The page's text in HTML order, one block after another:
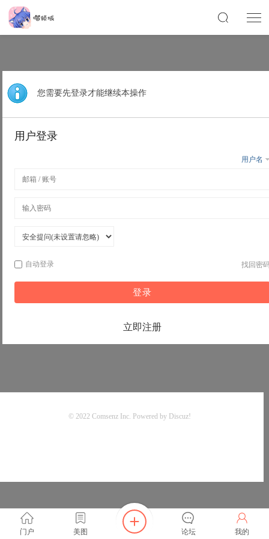
您需要先登录才能继续本操作
用户登录
用户名
自动登录 找回密
登录
立即注册
门户 美图 论坛 我的
© 2022Comsenz Inc. Powered by Discuz!